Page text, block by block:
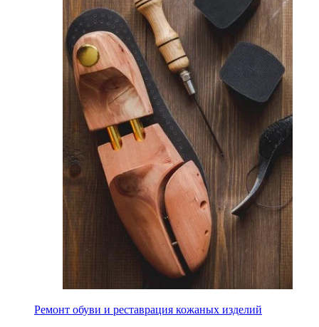
Ремонт обуви и реставрация кожаных изделий